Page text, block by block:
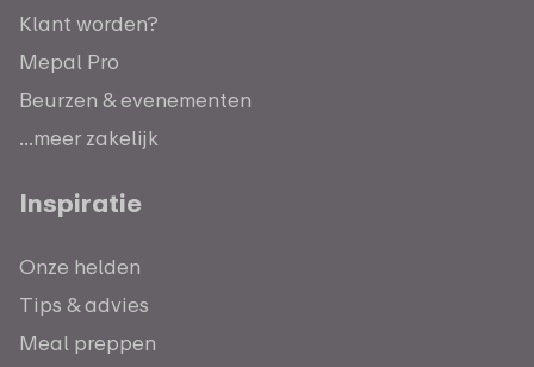
Klant worden?
Mepal Pro
Beurzen & evenementen
...meer zakelijk
Inspiratie
Onze helden
Tips & advies
Meal preppen